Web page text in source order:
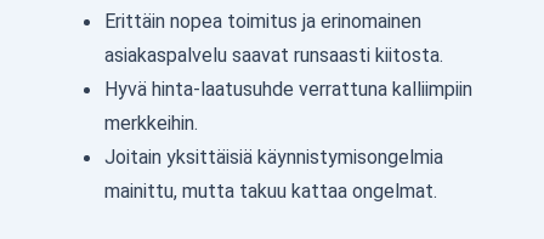
Erittäin nopea toimitus ja erinomainen
asiakaspalvelu saavat runsaasti kiitosta.
Hyvä hinta-laatusuhde verrattuna kalliimpiin
merkkeihin.
Joitain yksittäisiä käynnistymisongelmia
mainittu, mutta takuu kattaa ongelmat.